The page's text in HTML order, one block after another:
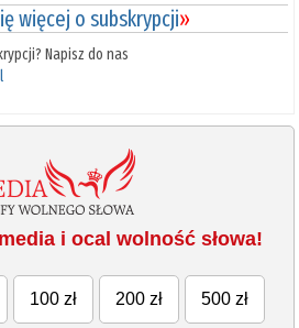
więcej o subskrypcji»
Napisz do nas
i ocal wolność słowa!
100 zł 200 zł 500 zł